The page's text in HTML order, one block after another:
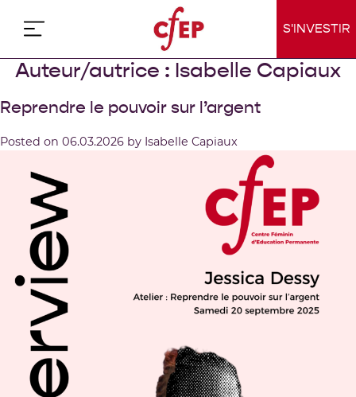
content
S'INVESTIR
Auteur/autrice : Isabelle Capiaux
Reprendre le pouvoir sur l’argent
Posted on 06.03.2026 by Isabelle Capiaux